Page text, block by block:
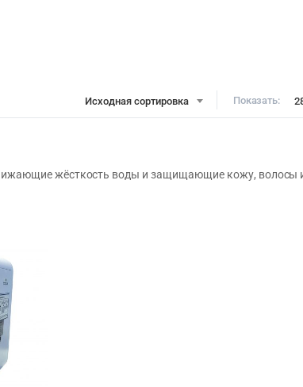
Исходная сортировка Показать:
жёсткость воды и защищающие кожу, волосы и